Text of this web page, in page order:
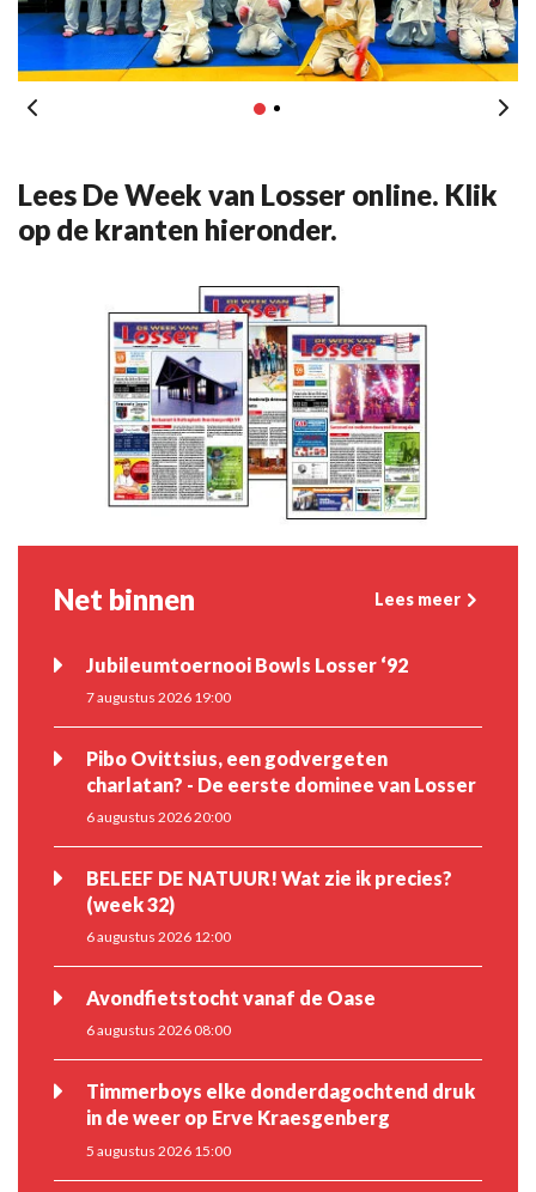
Lees De Week van Losser online. Klik
op de kranten hieronder.
Net binnen Lees meer
Jubileumtoernooi Bowls Losser ‘92
7 augustus 2026 19:00
Pibo Ovittsius, een godvergeten
charlatan? - De eerste dominee van Losser
6 augustus 2026 20:00
BELEEF DE NATUUR! Wat zie ik precies?
(week 32)
6 augustus 2026 12:00
Avondfietstocht vanaf de Oase
6 augustus 2026 08:00
Timmerboys elke donderdagochtend druk
in de weer op Erve Kraesgenberg
5 augustus 2026 15:00